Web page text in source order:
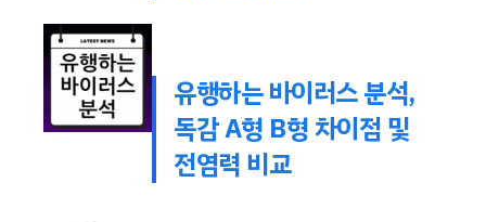
유행하는 바이러스 분석,
독감 A형 B형 차이점 및
전염력 비교